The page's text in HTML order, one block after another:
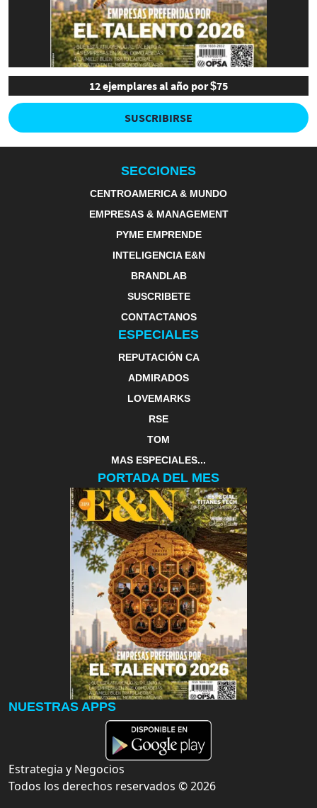
12 ejemplares al año por $75
SUSCRIBIRSE
SECCIONES
CENTROAMERICA & MUNDO
EMPRESAS & MANAGEMENT
PYME EMPRENDE
INTELIGENCIA E&N
BRANDLAB
SUSCRIBETE
CONTACTANOS
ESPECIALES
REPUTACIÓN CA
ADMIRADOS
LOVEMARKS
RSE
TOM
MAS ESPECIALES...
PORTADA DEL MES
NUESTRAS APPS
Estrategia y Negocios
Todos los derechos reservados ©2026